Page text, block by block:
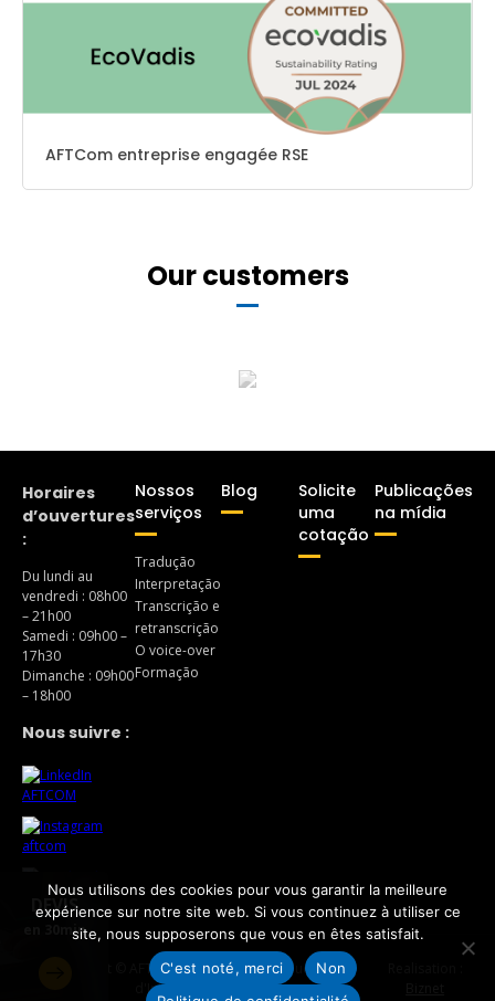
DEVIS
en 30min
AFTCom entreprise engagée RSE
Our customers
Horaires
d’ouvertures
:
Du lundi au
vendredi : 08h00
– 21h00
Samedi : 09h00 –
17h30
Dimanche : 09h00
– 18h00
Nous suivre :
Nossos
serviços
Tradução
Interpretação
Transcrição e
retranscrição
O voice-over
Formação
Blog
Solicite
uma
cotação
Publicações
na mídia
Nous utilisons des cookies pour vous garantir la meilleure
expérience sur notre site web. Si vous continuez à utiliser ce
site, nous supposerons que vous en êtes satisfait.
C'est noté, merci
Non
Copyright © AFTCom – Agence de Traduction et
d'Interprétariat 2026